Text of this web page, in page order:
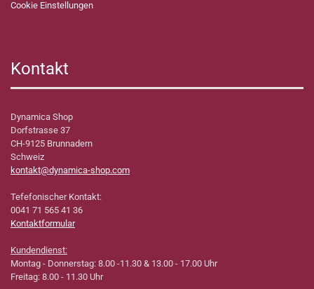
Cookie Einstellungen
Kontakt
Dynamica Shop
Dorfstrasse 37
CH-9125 Brunnadern
Schweiz
kontakt@dynamica-shop.com
Tefefonischer Kontakt:
0041 71 565 41 36
Kontaktformular
Kundendienst:
Montag - Donnerstag: 8.00 -11.30 & 13.00 - 17.00 Uhr
Freitag: 8.00 - 11.30 Uhr